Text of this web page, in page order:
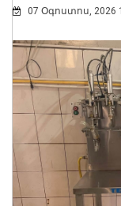
07 Օգոստոս, 2026